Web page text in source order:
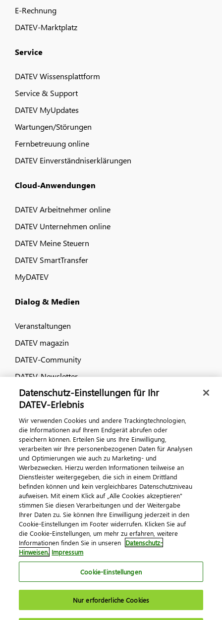
E-Rechnung
DATEV-Marktplatz
Service
DATEV Wissensplattform
Service & Support
DATEV MyUpdates
Wartungen/Störungen
Fernbetreuung online
DATEV Einverständniserklärungen
Cloud-Anwendungen
DATEV Arbeitnehmer online
DATEV Unternehmen online
DATEV Meine Steuern
DATEV SmartTransfer
MyDATEV
Dialog & Medien
Veranstaltungen
DATEV magazin
DATEV-Community
DATEV-Newsletter
Kontaktieren Sie uns
© 2026 DATEV eG
ImpressumDatenschutzAGB Kontakt
Cookie-Einstellungen
Datenschutz-Einstellungen für Ihr
DATEV-Erlebnis
Wir verwenden Cookies und andere Trackingtechnologien,
die Informationen auf Ihrem Endgerät abrufen oder
speichern können. Erteilen Sie uns Ihre Einwilligung,
verarbeiten wir Ihre personenbezogenen Daten für Analysen
und Optimierungen wie auch zu Marketing- und
Werbezwecken. Hierzu werden Informationen teilweise an
Dienstleister weitergegeben, die sich in einem Drittland
befinden können und kein vergleichbares Datenschutzniveau
aufweisen. Mit einem Klick auf „Alle Cookies akzeptieren"
stimmen Sie diesen Verarbeitungen und der Weitergabe
Ihrer Daten zu. Sie können Ihre Einwilligung jederzeit in den
Cookie-Einstellungen im Footer widerrufen. Klicken Sie auf
die Cookie-Einstellungen, um mehr zu erfahren, weitere
Informationen finden Sie in unseren Datenschutz-
Hinweisen. Impressum
Cookie-Einstellungen
Nur erforderliche Cookies